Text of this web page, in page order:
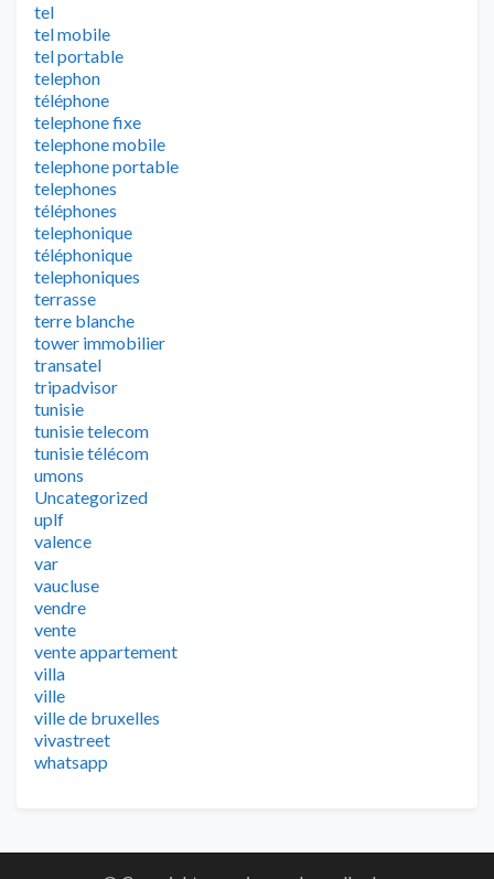
tel
tel mobile
tel portable
telephon
téléphone
telephone fixe
telephone mobile
telephone portable
telephones
téléphones
telephonique
téléphonique
telephoniques
terrasse
terre blanche
tower immobilier
transatel
tripadvisor
tunisie
tunisie telecom
tunisie télécom
umons
Uncategorized
uplf
valence
var
vaucluse
vendre
vente
vente appartement
villa
ville
ville de bruxelles
vivastreet
whatsapp